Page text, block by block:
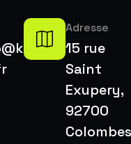
Adresse
15 rue
Saint
Exupery,
92700
Colombes